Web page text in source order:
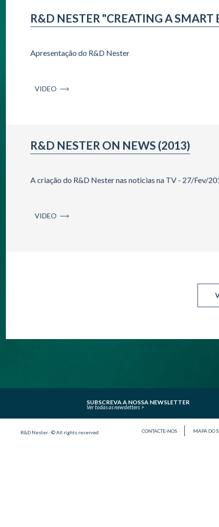
R&D NESTER "CREATING A SMART
Apresentação do R&D Nester
VIDEO
R&D NESTER ON NEWS (2013)
A criação do R&D Nester nas noticias na TV - 27/Fev/
VIDEO
SUBSCREVA A NOSSA NEWSLETTER
Ver todas as newsletters
R&D Nester - © All rights reserved CONTACTE-NOS MAPA DO